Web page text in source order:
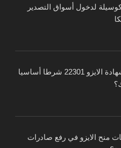
كوسيلة لدخول أسواق التصدير
لماذا أصبحت شهادة الايزو 22301 شرطا أساسيا
منح الايزو في رفع صادرات